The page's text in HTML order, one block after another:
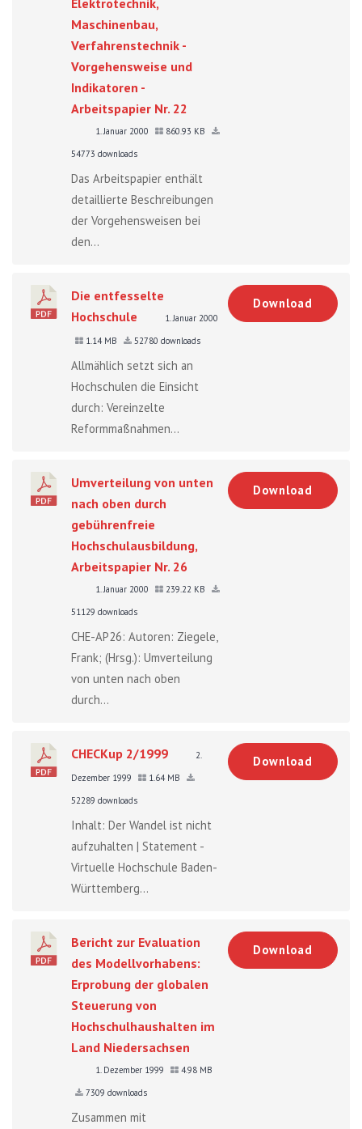
Maschinenbau,
Verfahrenstechnik -
Vorgehensweise und
Indikatoren -
Arbeitspapier Nr. 22
1. Januar 2000
860.93 KB
54773 downloads
Das Arbeitspapier enthält
detaillierte Beschreibungen
der Vorgehensweisen bei
den...
Die entfesselte
Hochschule
1. Januar 2000
1.14 MB
52780 downloads
Allmählich setzt sich an
Hochschulen die Einsicht
durch: Vereinzelte
Reformmaßnahmen...
Download
Umverteilung von unten
nach oben durch
gebührenfreie
Hochschulausbildung,
Arbeitspapier Nr. 26
1. Januar 2000
239.22 KB
51129 downloads
CHE-AP26: Autoren: Ziegele,
Frank; (Hrsg.): Umverteilung
von unten nach oben
durch...
Download
CHECKup 2/1999
2.
Dezember 1999
1.64 MB
52289 downloads
Inhalt: Der Wandel ist nicht
aufzuhalten | Statement -
Virtuelle Hochschule Baden-
Württemberg...
Download
Bericht zur Evaluation
des Modellvorhabens:
Erprobung der globalen
Steuerung von
Hochschulhaushalten im
Land Niedersachsen
1. Dezember 1999
4.98 MB
7309 downloads
Zusammen mit
Download